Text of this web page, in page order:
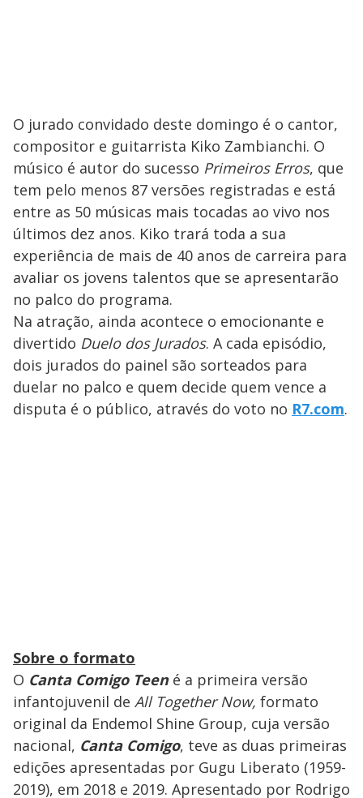
O jurado convidado deste domingo é o cantor,
compositor e guitarrista Kiko Zambianchi. O
músico é autor do sucesso Primeiros Erros, que
tem pelo menos 87 versões registradas e está
entre as 50 músicas mais tocadas ao vivo nos
últimos dez anos. Kiko trará toda a sua
experiência de mais de 40 anos de carreira para
avaliar os jovens talentos que se apresentarão
no palco do programa.
Na atração, ainda acontece o emocionante e
divertido Duelo dos Jurados. A cada episódio,
dois jurados do painel são sorteados para
duelar no palco e quem decide quem vence a
disputa é o público, através do voto no R7.com.
Sobre o formato
O Canta Comigo Teené a primeira versão
infantojuvenil de All Together Now, formato
original da Endemol Shine Group, cuja versão
nacional, Canta Comigo, teve as duas primeiras
edições apresentadas por Gugu Liberato (1959-
2019), em 2018 e 2019. Apresentado por Rodrigo